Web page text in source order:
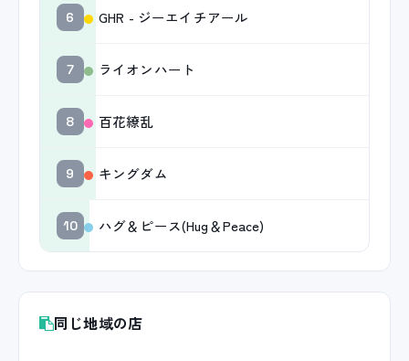
6 GHR - ジーエイチアール
7 ライオンハート
8 百花繚乱
9 キングダム
10 ハグ＆ピース(Hug＆Peace)
同じ地域の店